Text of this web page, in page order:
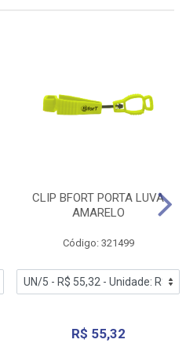
CLIP BFORT PORTA LUVA
AMARELO
Código: 321499
R$ 55,32